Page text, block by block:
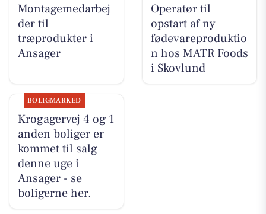
Montagemedarbej
der til
træprodukter i
Ansager
Operatør til
opstart af ny
fødevareproduktio
n hos MATR Foods
i Skovlund
BOLIGMARKED
Krogagervej 4 og 1
anden boliger er
kommet til salg
denne uge i
Ansager - se
boligerne her.